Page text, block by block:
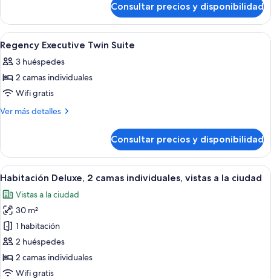
Suite
Executive
King
Suite
Consultar precios y disponibilidad
Abrir
todas
las
fotos
de
Regency
Suite
Minibar, caja fuerte, cortinas opacas
8
Regency Executive Twin Suite
3 huéspedes
2 camas individuales
Wifi gratis
Ver más detalles
Más
Executive
Twin
Suite
Consultar precios y disponibilidad
Abrir
todas
las
fotos
de
Habitación
Deluxe,
2
Habitación de hotel con una cama
6
Habitación Deluxe, 2 camas individuales, vistas a la ciudad
Vistas a la ciudad
30 m²
1 habitación
2 huéspedes
2 camas individuales
Wifi gratis